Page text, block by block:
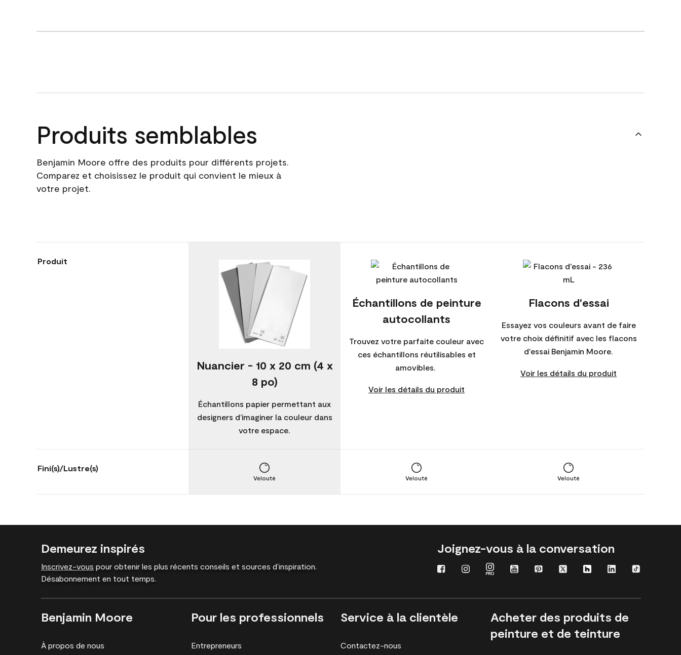
Produits semblables
Benjamin Moore offre des produits pour différents projets.
Comparez et choisissez le produit qui convient le mieux à
votre projet.
Produit
Nuancier - 10 x 20 cm (4 x
8 po)
Échantillons papier permettant aux
designers d’imaginer la couleur dans
votre espace.
Échantillons de peinture
autocollants
Trouvez votre parfaite couleur avec
ces échantillons réutilisables et
amovibles.
Voir les détails du produit
Flacons d'essai
Essayez vos couleurs avant de faire
votre choix définitif avec les flacons
d'essai Benjamin Moore.
Voir les détails du produit
Fini(s)/Lustre(s)
Velouté Velouté Velouté
Demeurez inspirés
Inscrivez-vous pour obtenir les plus récents conseils et sources d’inspiration.
Désabonnement en tout temps.
Joignez-vous à la conversation
Benjamin Moore
À propos de nous
Pour les professionnels
Entrepreneurs
Service à la clientèle
Contactez-nous
Acheter des produits de
peinture et de teinture